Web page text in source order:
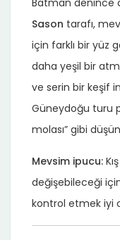
Sason tarafı,
için farklı bir yüz
daha yeşil bir
ve serin bir keşif
Güneydoğu turu
molası” gibi
Mevsim ipucu:
değişebileceği
kontrol etmek iyi